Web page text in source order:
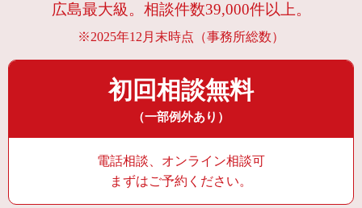
広島最大級。相談件数39,000件以上。
※2025年12月末時点（事務所総数）
初回相談無料
（一部例外あり）
電話相談、オンライン相談可
まずはご予約ください。